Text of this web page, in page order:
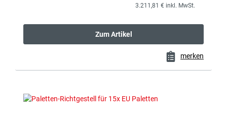
3.211,81 € inkl. MwSt.
Zum Artikel
merken